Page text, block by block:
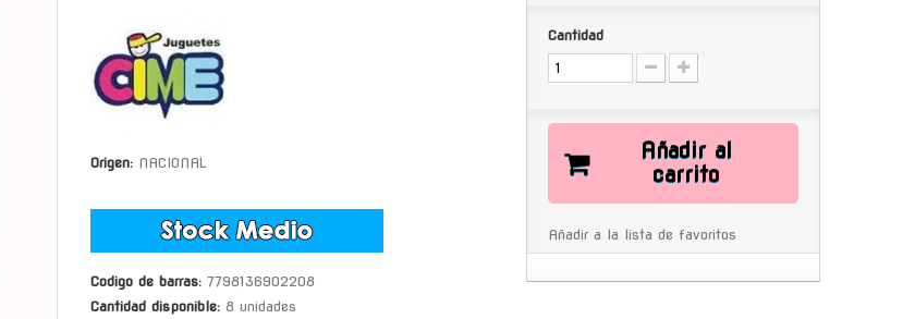
Origen: NACIONAL
Codigo de barras: 7798136902208
Cantidad disponible: 8 unidades
Cantidad
Añadir al
carrito
Añadir a la lista de favoritos